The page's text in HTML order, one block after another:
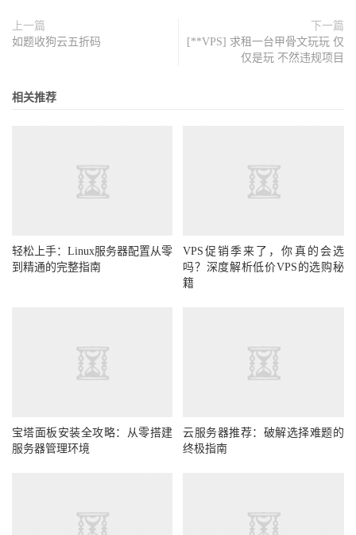
上一篇
如题收狗云五折码
下一篇
[**VPS] 求租一台甲骨文玩玩 仅
仅是玩 不然违规项目
相关推荐
轻松上手：Linux服务器配置从零
到精通的完整指南
VPS促销季来了，你真的会选
吗？深度解析低价VPS的选购秘
籍
宝塔面板安装全攻略：从零搭建
服务器管理环境
云服务器推荐：破解选择难题的
终极指南